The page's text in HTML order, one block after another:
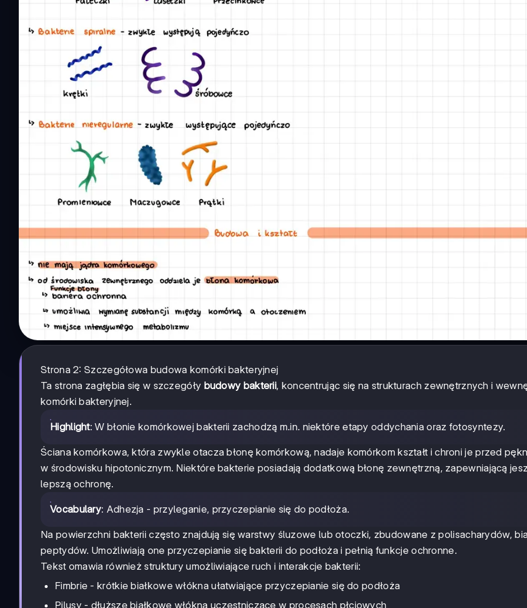
Strona 2: Szczegółowa budowa komórki bakteryjnej
Ta strona zagłębia się w szczegóły budowy bakterii, koncentrując się na strukturach zewnętrznych i
komórki bakteryjnej.
Highlight: W błonie komórkowej bakterii zachodzą m.in. niektóre etapy oddychania oraz fotosyntezy.
Ściana komórkowa, która zwykle otacza błonę komórkową, nadaje komórkom kształt i chroni je przed
w środowisku hipotonicznym. Niektóre bakterie posiadają dodatkową błonę zewnętrzną, zapewniającą
lepszą ochronę.
Vocabulary: Adhezja - przyleganie, przyczepianie się do podłoża.
Na powierzchni bakterii często znajdują się warstwy śluzowe lub otoczki, zbudowane z polisacharydów,
peptydów. Umożliwiają one przyczepianie się bakterii do podłoża i pełnią funkcje ochronne.
Tekst omawia również struktury umożliwiające ruch i interakcje bakterii:
Fimbrie - krótkie białkowe włókna ułatwiające przyczepianie się do podłoża
Pilusy - dłuższe białkowe włókna uczestniczące w procesach płciowych